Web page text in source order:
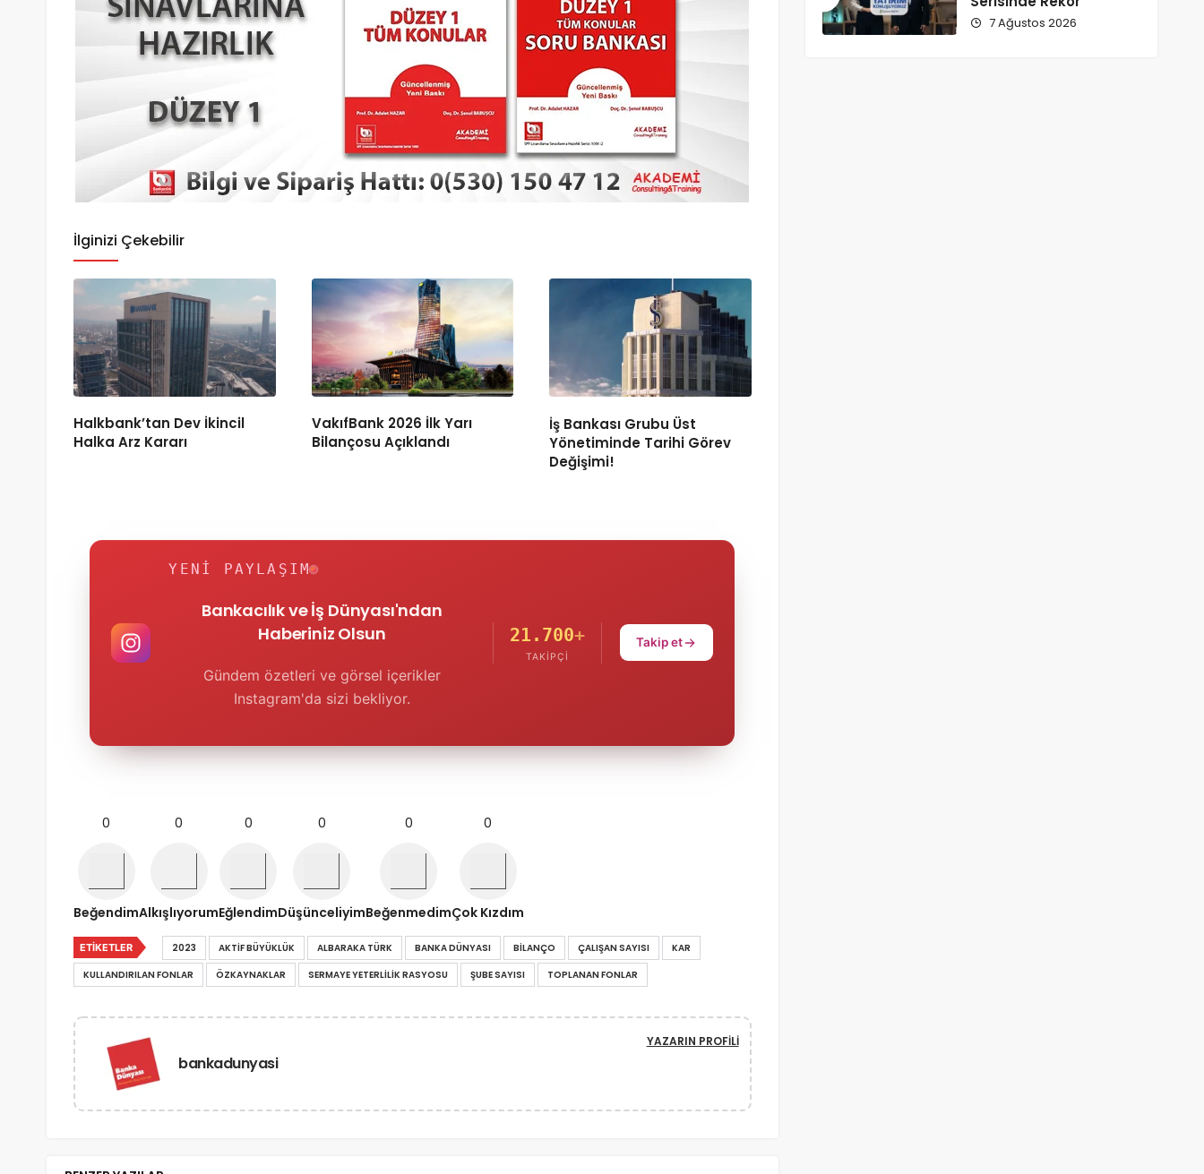
İlginizi Çekebilir
Halkbank’tan Dev İkincil
Halka Arz Kararı
VakıfBank 2026 İlk Yarı
Bilançosu Açıklandı
İş Bankası Grubu Üst
Yönetiminde Tarihi Görev
Değişimi!
YENI PAYLAŞIM
Bankacılık ve İş Dünyası'ndan
Haberiniz Olsun
Gündem özetleri ve görsel içerikler
Instagram'da sizi bekliyor.
21.700+
TAKIPÇI
Takip et
0
Beğendim
0
Alkışlıyorum
0
Eğlendim
0
Düşünceliyim
0
Beğenmedim
0
Çok Kızdım
ETIKETLER 2023 AKTIF BÜYÜKLÜK ALBARAKA TÜRK BANKA DÜNYASI BILANÇO ÇALIŞAN SAYISI
KAR
KULLANDIRILAN FONLAR
ÖZKAYNAKLAR SERMAYE YETERLILIK RASYOSU ŞUBE SAYISI TOPLANAN FONLAR
bankadunyasi
YAZARIN PROFILI
7 Ağustos 2026